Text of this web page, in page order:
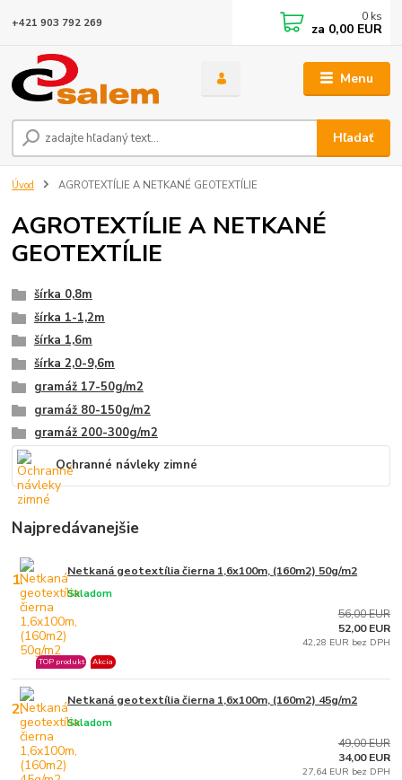
Menu
Hľadať
+421 903 792 269 0 ks
za 0,00 EUR
Úvod AGROTEXTÍLIE A NETKANÉ GEOTEXTÍLIE
AGROTEXTÍLIE A NETKANÉ
GEOTEXTÍLIE
šírka 0,8m
šírka 1-1,2m
šírka 1,6m
šírka 2,0-9,6m
gramáž 17-50g/m2
gramáž 80-150g/m2
gramáž 200-300g/m2
Ochranné návleky zimné
Najpredávanejšie
1. Netkaná geotextília čierna 1,6x100m, (160m2) 50g/m2
Skladom
TOP produkt Akcia
56,00 EUR
52,00 EUR
42,28 EUR bez DPH
2. Netkaná geotextília čierna 1,6x100m, (160m2) 45g/m2
Skladom
49,00 EUR
34,00 EUR
27,64 EUR bez DPH